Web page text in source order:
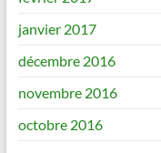
janvier 2017
décembre 2016
novembre 2016
octobre 2016